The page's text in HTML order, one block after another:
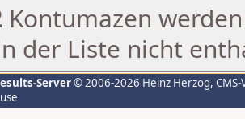
Kontumazen
der Liste nicht
Server© 2006-2026 Heinz Herzog,